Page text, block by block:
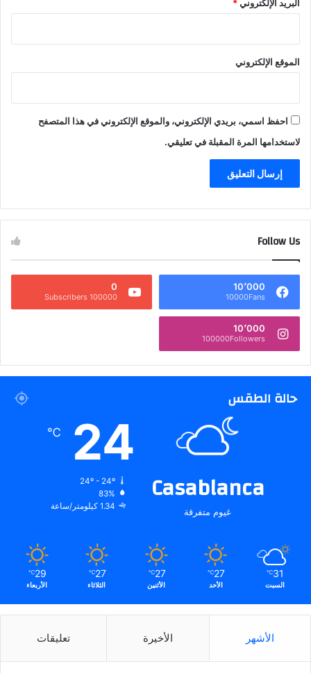
البريد الإلكتروني*
الموقع الإلكتروني
احفظ اسمي، بريدي الإلكتروني، والموقع الإلكتروني في هذا المتصفح
لاستخدامها المرة المقبلة في تعليقي.
Follow Us
10٬000
10000Fans
0
100000 Subscribers
10٬000
100000Followers
حالة الطقس
Casablanca
غيوم متفرقة
24
℃
24º - 24º
83%
1.34 كيلومتر/ساعة
31
℃
السبت
27
℃
الأحد
27
℃
الأثنين
27
℃
الثلاثاء
29
℃
الأربعاء
الأشهر الأخيرة تعليقات